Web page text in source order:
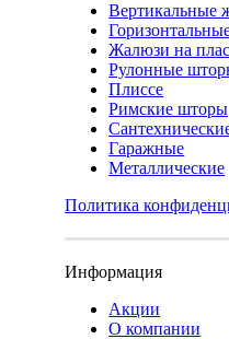
Вертикальные
Жалюзи на
Рулонные
Плиссе
Римские шторы
Гаражные
Металлические
Политика
Информация
Акции
О компании